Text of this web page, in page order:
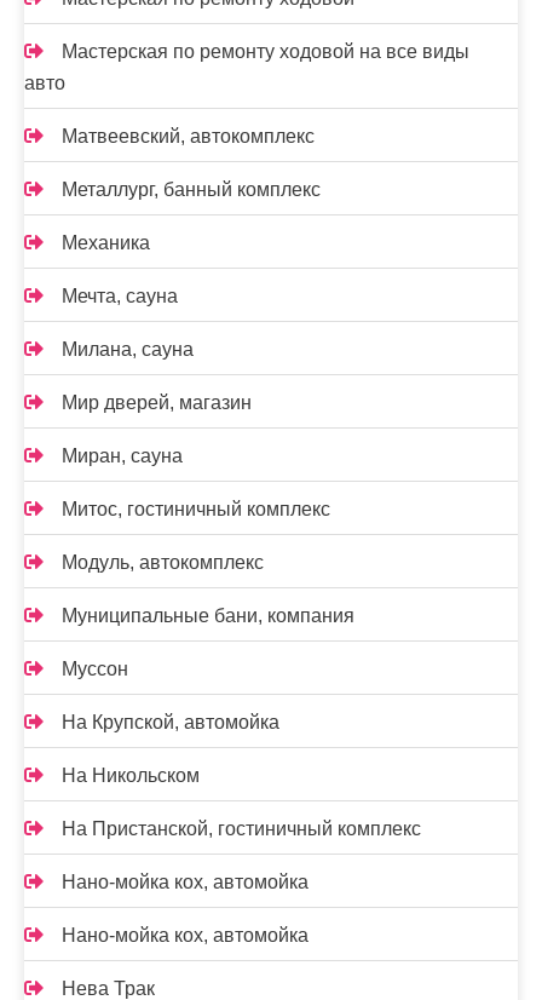
Мастерская по ремонту ходовой на все виды
авто
Матвеевский, автокомплекс
Металлург, банный комплекс
Механика
Мечта, сауна
Милана, сауна
Мир дверей, магазин
Миран, сауна
Митос, гостиничный комплекс
Модуль, автокомплекс
Муниципальные бани, компания
Муссон
На Крупской, автомойка
На Никольском
На Пристанской, гостиничный комплекс
Нано-мойка кох, автомойка
Нано-мойка кох, автомойка
Нева Трак